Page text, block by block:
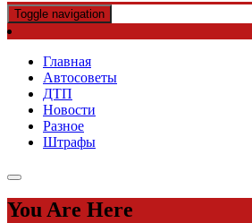
Toggle navigation
Главная
Автосоветы
ДТП
Новости
Разное
Штрафы
You Are Here